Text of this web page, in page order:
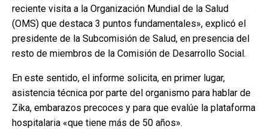
reciente visita a la Organización Mundial de la Salud
(OMS) que destaca 3 puntos fundamentales», explicó el
presidente de la Subcomisión de Salud, en presencia del
resto de miembros de la Comisión de Desarrollo Social.
En este sentido, el informe solicita, en primer lugar,
asistencia técnica por parte del organismo para hablar de
Zika, embarazos precoces y para que evalúe la plataforma
hospitalaria «que tiene más de 50 años».